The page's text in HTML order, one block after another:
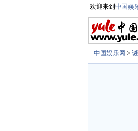
欢迎来到 中国娱
中国娱乐网 >